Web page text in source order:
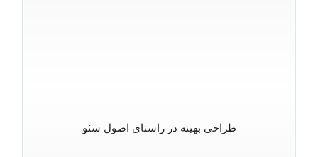
طراحی بهینه در راستای اصول سئو